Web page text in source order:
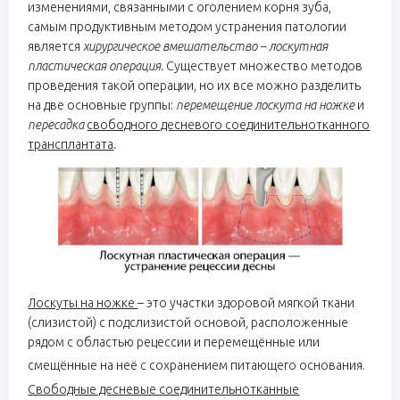
изменениями, связанными с оголением корня зуба,
самым продуктивным методом устранения патологии
является хирургическое вмешательство – лоскутная
пластическая операция. Существует множество методов
проведения такой операции, но их все можно разделить
на две основные группы: перемещение лоскута на ножкеи
пересадкасвободного десневого соединительнотканного
трансплантата.
Лоскуты на ножке– это участки здоровой мягкой ткани
(слизистой) с подслизистой основой, расположенные
рядом с областью рецессии и перемещённые или
смещённые на неё с сохранением питающего основания.
Свободные десневые соединительнотканные